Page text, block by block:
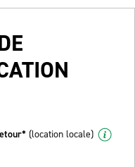
(location locale)